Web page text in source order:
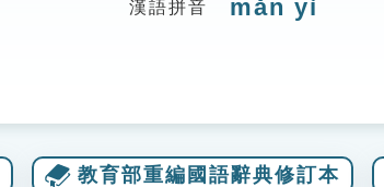
漢語拼音 mǎn yì
教育部重編國語辭典修訂本